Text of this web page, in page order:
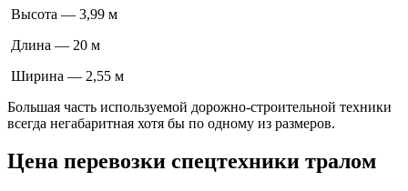
Высота — 3,99 м
Длина — 20 м
Ширина — 2,55 м
Большая часть используемой дорожно-строительной техники
всегда негабаритная хотя бы по одному из размеров.
Цена перевозки спецтехники тралом